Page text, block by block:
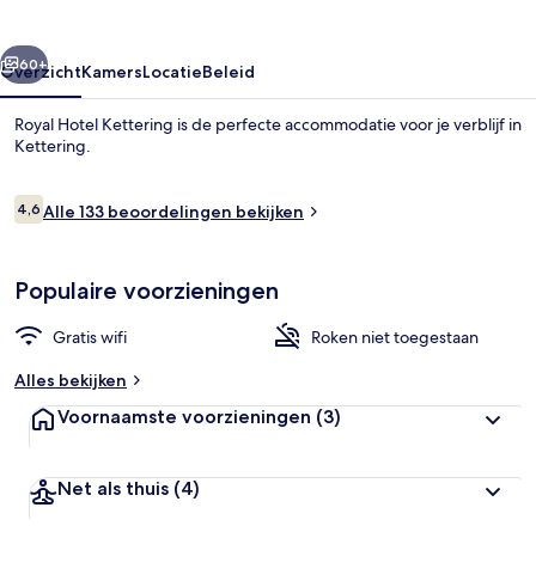
Comfort vierpersoonskamer | Gratis
Volgende
60+
OverzichtKamersLocatieBeleid
Royal Hotel Kettering is de perfecte accommodatie voor je verblijf in
Kettering.
Beoordelingen
4,64,6 op 10 –
Alle 133 beoordelingen bekijken
Populaire voorzieningen
Gratis wifi
Roken niet toegestaan
Alles bekijken
Voornaamste voorzieningen (3)
Net als thuis (4)